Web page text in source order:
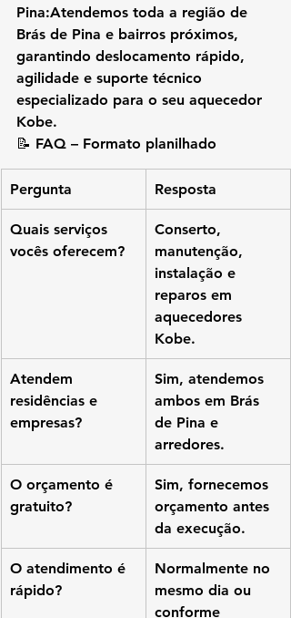
Pina:Atendemos toda a região de
Brás de Pina e bairros próximos,
garantindo deslocamento rápido,
agilidade e suporte técnico
especializado para o seu aquecedor
Kobe.
📝 FAQ – Formato planilhado
Pergunta Resposta
Quais serviços
vocês oferecem?
Conserto,
manutenção,
instalação e
reparos em
aquecedores
Kobe.
Atendem
residências e
empresas?
Sim, atendemos
ambos em Brás
de Pina e
arredores.
O orçamento é
gratuito?
Sim, fornecemos
orçamento antes
da execução.
O atendimento é
rápido?
Normalmente no
mesmo dia ou
conforme